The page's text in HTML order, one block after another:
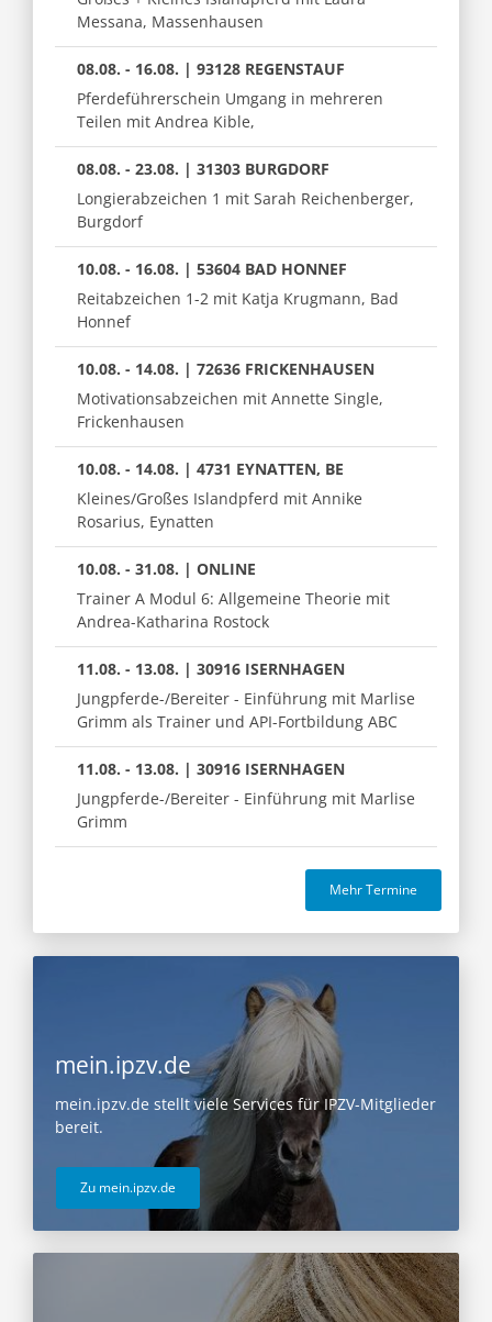
Messana, Massenhausen
08.08. - 16.08. | 93128 REGENSTAUF
Pferdeführerschein Umgang in mehreren
Teilen mit Andrea Kible,
08.08. - 23.08. | 31303 BURGDORF
Longierabzeichen 1 mit Sarah Reichenberger,
Burgdorf
10.08. - 16.08. | 53604 BAD HONNEF
Reitabzeichen 1-2 mit Katja Krugmann, Bad
Honnef
10.08. - 14.08. | 72636 FRICKENHAUSEN
Motivationsabzeichen mit Annette Single,
Frickenhausen
10.08. - 14.08. | 4731 EYNATTEN, BE
Kleines/Großes Islandpferd mit Annike
Rosarius, Eynatten
10.08. - 31.08. | ONLINE
Trainer A Modul 6: Allgemeine Theorie mit
Andrea-Katharina Rostock
11.08. - 13.08. | 30916 ISERNHAGEN
Jungpferde-/Bereiter - Einführung mit Marlise
Grimm als Trainer und API-Fortbildung ABC
11.08. - 13.08. | 30916 ISERNHAGEN
Jungpferde-/Bereiter - Einführung mit Marlise
Grimm
Mehr Termine
mein.ipzv.de
mein.ipzv.de stellt viele Services für IPZV-Mitglieder
bereit.
Zu mein.ipzv.de